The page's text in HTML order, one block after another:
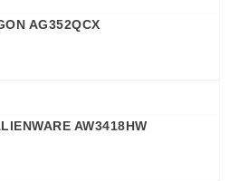
AG352QCX
AW3418HW